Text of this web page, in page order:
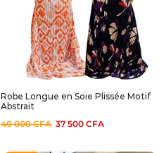
Robe Longue en Soie Plissée Motif
Abstrait
40 000CFA 37 500 CFA